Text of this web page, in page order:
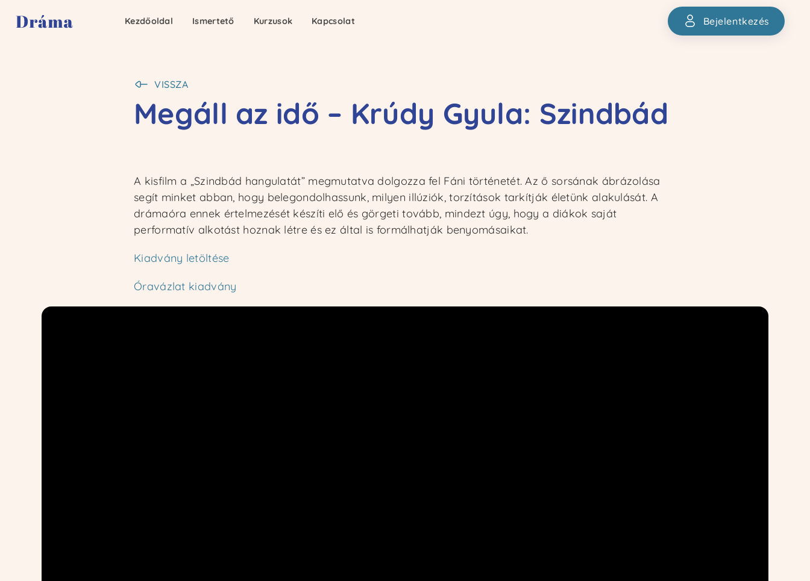
Kezdőoldal Ismertető Kurzusok Kapcsolat Bejelentkezés
Kezdőoldal Ismertető Kurzusok Kapcsolat Bejelentkezés
VISSZA
Megáll az idő – Krúdy Gyula: Szindbád
A kisfilm a „Szindbád hangulatát” megmutatva dolgozza fel Fáni történetét. Az ő sorsának ábrázolása
segít minket abban, hogy belegondolhassunk, milyen illúziók, torzítások tarkítják életünk alakulását. A
drámaóra ennek értelmezését készíti elő és görgeti tovább, mindezt úgy, hogy a diákok saját
performatív alkotást hoznak létre és ez által is formálhatják benyomásaikat.
Kiadvány letöltése
Óravázlat kiadvány